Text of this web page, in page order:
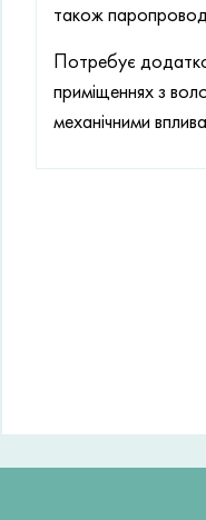
також
Потребує
приміщеннях з
механічними